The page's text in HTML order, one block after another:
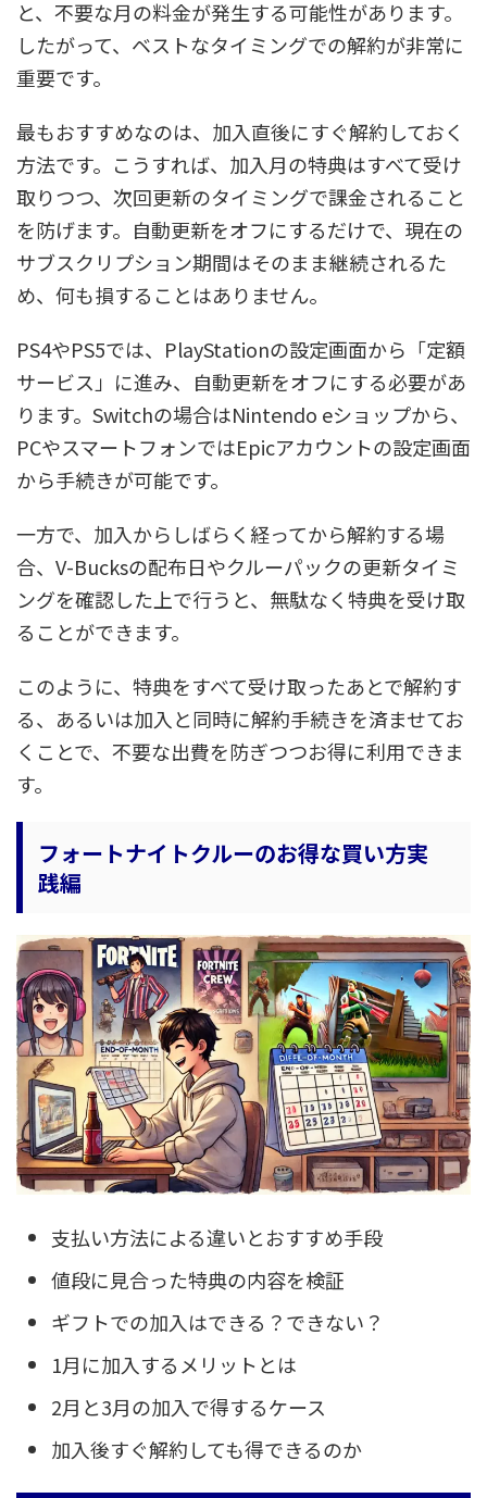
と、不要な月の料金が発生する可能性があります。
したがって、ベストなタイミングでの解約が非常に
重要です。
最もおすすめなのは、加入直後にすぐ解約しておく
方法です。こうすれば、加入月の特典はすべて受け
取りつつ、次回更新のタイミングで課金されること
を防げます。自動更新をオフにするだけで、現在の
サブスクリプション期間はそのまま継続されるた
め、何も損することはありません。
PS4やPS5では、PlayStationの設定画面から「定額
サービス」に進み、自動更新をオフにする必要があ
ります。Switchの場合はNintendo eショップから、
PCやスマートフォンではEpicアカウントの設定画面
から手続きが可能です。
一方で、加入からしばらく経ってから解約する場
合、V-Bucksの配布日やクルーパックの更新タイミ
ングを確認した上で行うと、無駄なく特典を受け取
ることができます。
このように、特典をすべて受け取ったあとで解約す
る、あるいは加入と同時に解約手続きを済ませてお
くことで、不要な出費を防ぎつつお得に利用できま
す。
フォートナイトクルーのお得な買い方実
践編
支払い方法による違いとおすすめ手段
値段に見合った特典の内容を検証
ギフトでの加入はできる？できない？
1月に加入するメリットとは
2月と3月の加入で得するケース
加入後すぐ解約しても得できるのか